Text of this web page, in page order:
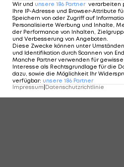
Wir und unsere 186 Partner verarbeiten
Ihre IP-Adresse und Browser-Attribute
Speichern von oder Zugriff auf
Personalisierte Werbung und Inhalte,
der Performance von Inhalten,
und Verbesserung von Angeboten.
Diese Zwecke können unter
und Identifikation durch Scannen von
Manche Partner verwenden für
Interesse als Rechtsgrundlage für die
dazu, sowie die Möglichkeit Ihr
verfügbar: unsere 186 Partner
Impressum Datenschutzrichtlinie